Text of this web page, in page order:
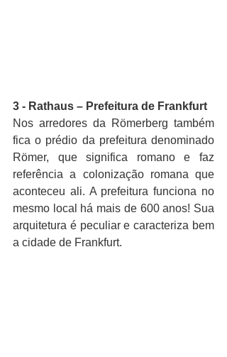
3 - Rathaus – Prefeitura de Frankfurt
Nos arredores da Römerberg também
fica o prédio da prefeitura denominado
Römer, que significa romano e faz
referência a colonização romana que
aconteceu ali. A prefeitura funciona no
mesmo local há mais de 600 anos! Sua
arquitetura é peculiar e caracteriza bem
a cidade de Frankfurt.